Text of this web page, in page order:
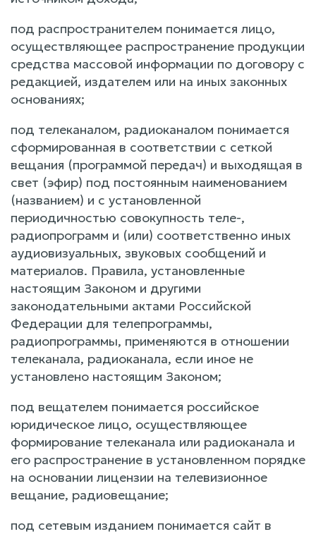
под распространителем понимается лицо,
осуществляющее распространение продукции
средства массовой информации по договору с
редакцией, издателем или на иных законных
основаниях;
под телеканалом, радиоканалом понимается
сформированная в соответствии с сеткой
вещания (программой передач) и выходящая в
свет (эфир) под постоянным наименованием
(названием) и с установленной
периодичностью совокупность теле-,
радиопрограмм и (или) соответственно иных
аудиовизуальных, звуковых сообщений и
материалов. Правила, установленные
настоящим Законом и другими
законодательными актами Российской
Федерации для телепрограммы,
радиопрограммы, применяются в отношении
телеканала, радиоканала, если иное не
установлено настоящим Законом;
под вещателем понимается российское
юридическое лицо, осуществляющее
формирование телеканала или радиоканала и
его распространение в установленном порядке
на основании лицензии на телевизионное
вещание, радиовещание;
под сетевым изданием понимается сайт в